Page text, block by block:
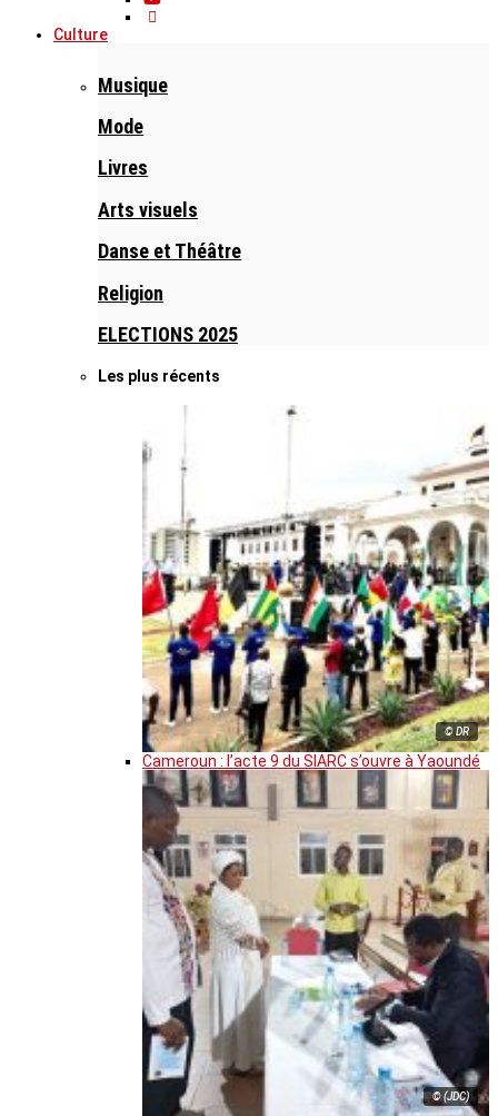
Culture
Musique
Mode
Livres
Arts visuels
Danse et Théâtre
Religion
ELECTIONS 2025
Les plus récents
© DR
Cameroun : l’acte 9 du SIARC s’ouvre à Yaoundé
© (JDC)